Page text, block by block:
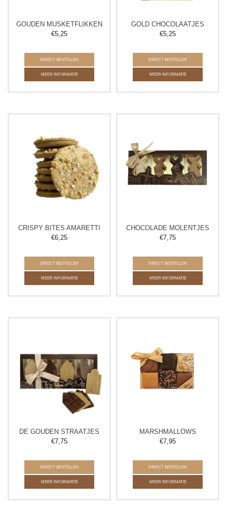
GOUDEN MUSKETFLIKKEN
€5,25
DIRECT BESTELLEN
MEER INFORMATIE
GOLD CHOCOLAATJES
€5,25
DIRECT BESTELLEN
MEER INFORMATIE
CRISPY BITES AMARETTI
€6,25
DIRECT BESTELLEN
MEER INFORMATIE
CHOCOLADE MOLENTJES
€7,75
DIRECT BESTELLEN
MEER INFORMATIE
DE GOUDEN STRAATJES
€7,75
DIRECT BESTELLEN
MEER INFORMATIE
MARSHMALLOWS
€7,95
DIRECT BESTELLEN
MEER INFORMATIE